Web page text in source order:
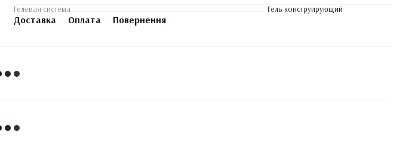
Гелевая система Гель конструирующий
Доставка Оплата Повернення